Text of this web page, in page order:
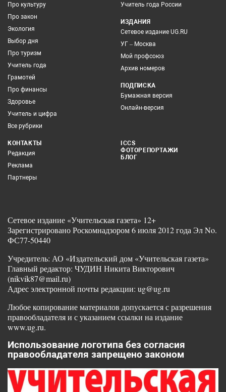
Про культуру
Про закон
Экология
Выбор дня
Про туризм
Учитель года
Грамотей
Про финансы
Здоровье
Учитель и цифра
Все рубрики
Учитель года России
ИЗДАНИЯ
Сетевое издание UG.RU
УГ – Москва
Мой профсоюз
Архив номеров
ПОДПИСКА
Бумажная версия
Онлайн-версия
КОНТАКТЫ
Редакция
Реклама
Партнеры
ICCS
ФОТОРЕПОРТАЖИ
БЛОГ
Сетевое издание «Учительская газета» 12+
Зарегистрировано Роскомнадзором 6 июля 2012 года Эл No.
ФС77-50440
Учредитель: АО «Издательский дом «Учительская газета»
Главный редактор: ЧУДИН Никита Викторович
(nikvik87@mail.ru)
Адрес электронной почты редакции: ug@ug.ru
Любое копирование материалов допускается с разрешения
правообладателя и с указанием ссылки на издание
www.ug.ru.
Использование логотипа без согласия
правообладателя запрещено законом